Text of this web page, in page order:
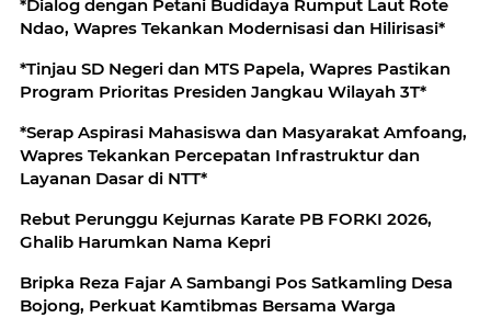
*Dialog dengan Petani Budidaya Rumput Laut Rote
Ndao, Wapres Tekankan Modernisasi dan Hilirisasi*
*Tinjau SD Negeri dan MTS Papela, Wapres Pastikan
Program Prioritas Presiden Jangkau Wilayah 3T*
*Serap Aspirasi Mahasiswa dan Masyarakat Amfoang,
Wapres Tekankan Percepatan Infrastruktur dan
Layanan Dasar di NTT*
Rebut Perunggu Kejurnas Karate PB FORKI 2026,
Ghalib Harumkan Nama Kepri
Bripka Reza Fajar A Sambangi Pos Satkamling Desa
Bojong, Perkuat Kamtibmas Bersama Warga